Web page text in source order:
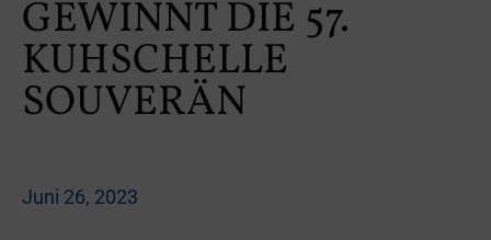
GEWINNT DIE 57.
KUHSCHELLE
SOUVERÄN
Juni 26, 2023